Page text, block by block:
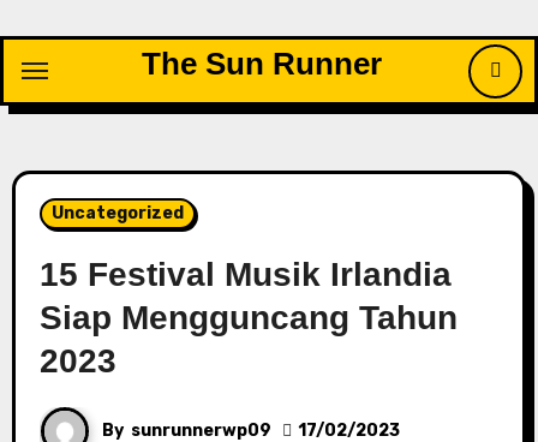
content
The Sun Runner
Uncategorized
15 Festival Musik Irlandia
Siap Mengguncang Tahun
2023
By sunrunnerwp09
17/02/2023